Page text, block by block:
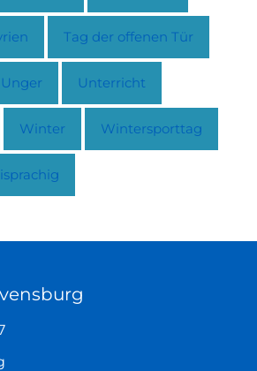
Tag der offenen Tür
Unger Unterricht
Winter Wintersporttag